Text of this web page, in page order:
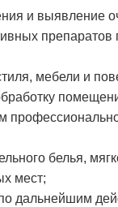
и выявление
препаратов
мебели и
белья,
мест;
дальнейшим